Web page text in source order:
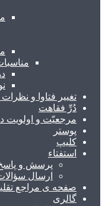
تغییر فتاوا و
دُرِّ فقاهت
مرجعیّت و اولویت
پوستر
کلیپ
استفتاء
پرسش و
ارسال
صفحه ی مراجع
گالری